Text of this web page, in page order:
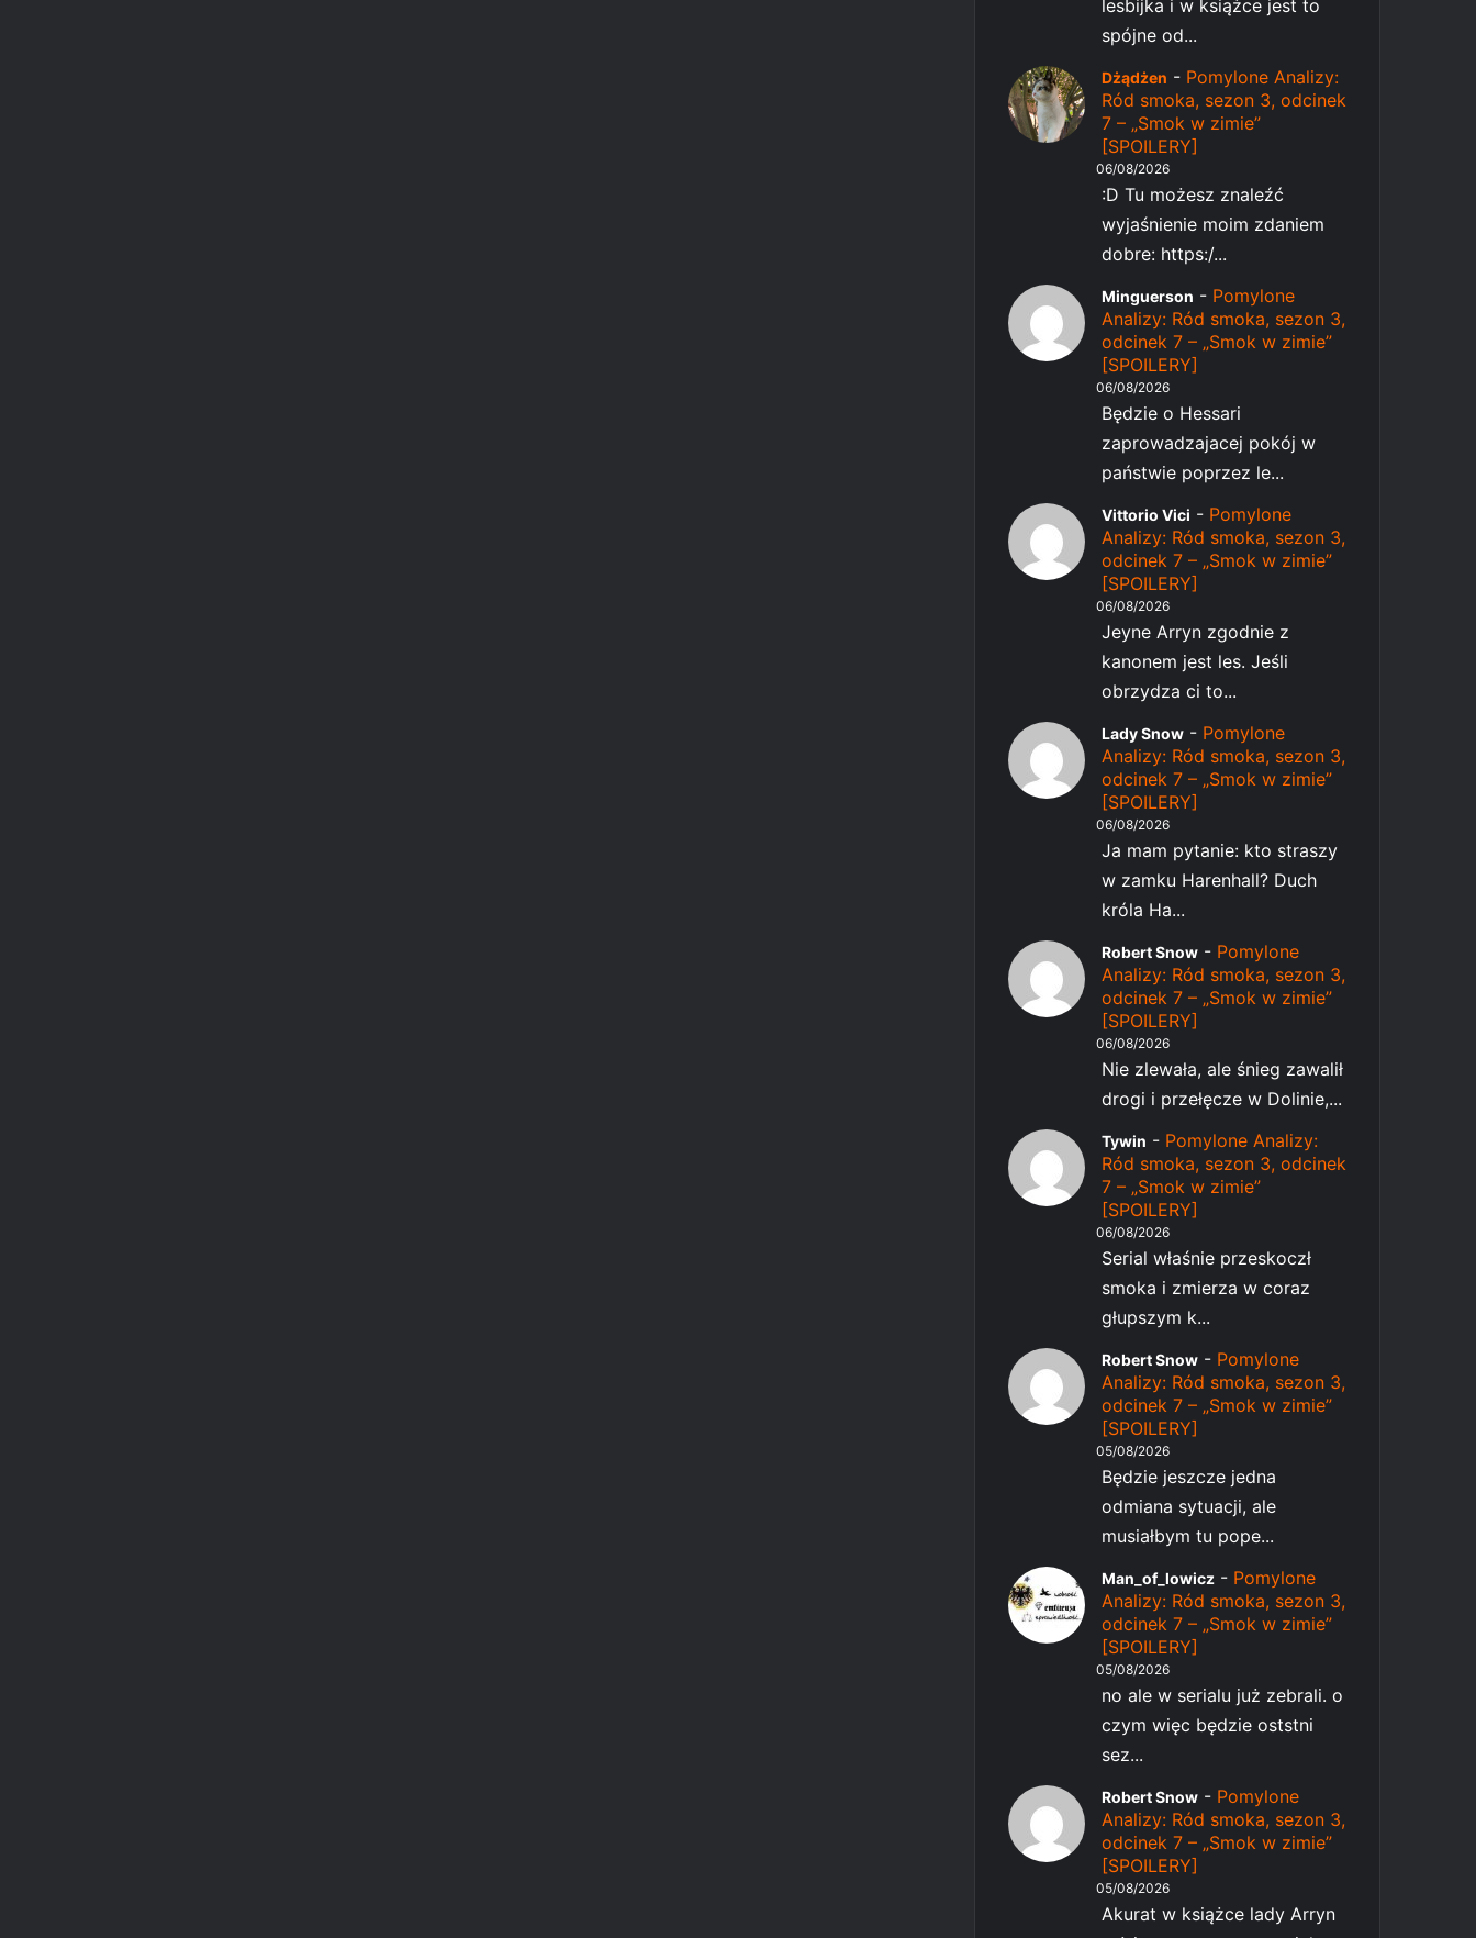
lesbijka i w książce jest to
spójne od...
Dżądżen - Pomylone Analizy:
Ród smoka, sezon 3, odcinek
7 – „Smok w zimie”
[SPOILERY]
06/08/2026
:D Tu możesz znaleźć
wyjaśnienie moim zdaniem
dobre: https:/...
Minguerson - Pomylone
Analizy: Ród smoka, sezon 3,
odcinek 7 – „Smok w zimie”
[SPOILERY]
06/08/2026
Będzie o Hessari
zaprowadzajacej pokój w
państwie poprzez le...
Vittorio Vici - Pomylone
Analizy: Ród smoka, sezon 3,
odcinek 7 – „Smok w zimie”
[SPOILERY]
06/08/2026
Jeyne Arryn zgodnie z
kanonem jest les. Jeśli
obrzydza ci to...
Lady Snow - Pomylone
Analizy: Ród smoka, sezon 3,
odcinek 7 – „Smok w zimie”
[SPOILERY]
06/08/2026
Ja mam pytanie: kto straszy
w zamku Harenhall? Duch
króla Ha...
Robert Snow - Pomylone
Analizy: Ród smoka, sezon 3,
odcinek 7 – „Smok w zimie”
[SPOILERY]
06/08/2026
Nie zlewała, ale śnieg zawalił
drogi i przełęcze w Dolinie,...
Tywin - Pomylone Analizy:
Ród smoka, sezon 3, odcinek
7 – „Smok w zimie”
[SPOILERY]
06/08/2026
Serial właśnie przeskoczł
smoka i zmierza w coraz
głupszym k...
Robert Snow - Pomylone
Analizy: Ród smoka, sezon 3,
odcinek 7 – „Smok w zimie”
[SPOILERY]
05/08/2026
Będzie jeszcze jedna
odmiana sytuacji, ale
musiałbym tu pope...
Man_of_lowicz - Pomylone
Analizy: Ród smoka, sezon 3,
odcinek 7 – „Smok w zimie”
[SPOILERY]
05/08/2026
no ale w serialu już zebrali. o
czym więc będzie oststni
sez...
Robert Snow - Pomylone
Analizy: Ród smoka, sezon 3,
odcinek 7 – „Smok w zimie”
[SPOILERY]
05/08/2026
Akurat w książce lady Arryn